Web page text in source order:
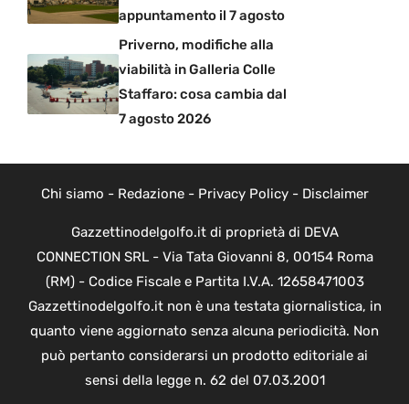
appuntamento il 7 agosto
Priverno, modifiche alla
viabilità in Galleria Colle
Staffaro: cosa cambia dal
7 agosto 2026
Chi siamo - Redazione- Privacy Policy- Disclaimer
Gazzettinodelgolfo.it di proprietà di DEVA
CONNECTION SRL - Via Tata Giovanni 8, 00154 Roma
(RM) - Codice Fiscale e Partita I.V.A. 12658471003
Gazzettinodelgolfo.it non è una testata giornalistica, in
quanto viene aggiornato senza alcuna periodicità. Non
può pertanto considerarsi un prodotto editoriale ai
sensi della legge n. 62 del 07.03.2001